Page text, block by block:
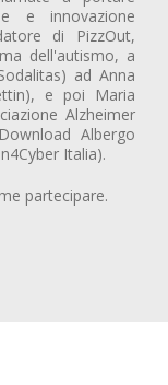
e innovazione
di PizzOut,
dell'autismo, a
ad Anna
e poi Maria
Alzheimer
Albergo
Italia).
partecipare.